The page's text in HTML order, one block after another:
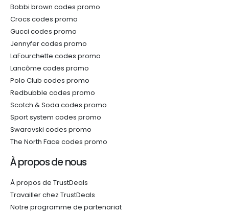
Bobbi brown codes promo
Crocs codes promo
Gucci codes promo
Jennyfer codes promo
LaFourchette codes promo
Lancôme codes promo
Polo Club codes promo
Redbubble codes promo
Scotch & Soda codes promo
Sport system codes promo
Swarovski codes promo
The North Face codes promo
À propos de nous
À propos de TrustDeals
Travailler chez TrustDeals
Notre programme de partenariat